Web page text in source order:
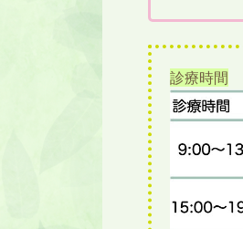
診療時間